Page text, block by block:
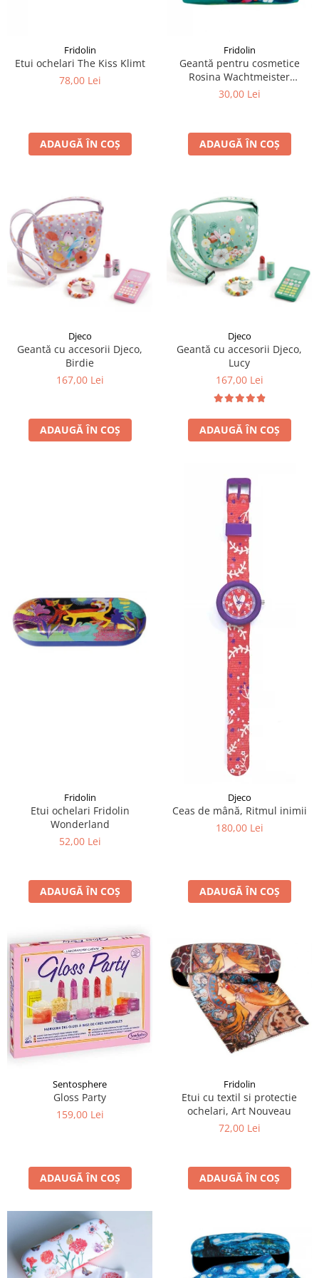
LEGO Architecture
LEGO Ideas
Fridolin
Etui ochelari The Kiss Klimt
78,00 Lei
ADAUGĂ ÎN COȘ
Fridolin
Geantă pentru cosmetice
Rosina Wachtmeister
Momenti di felicita
30,00 Lei
ADAUGĂ ÎN COȘ
Djeco
Geantă cu accesorii Djeco,
Birdie
167,00 Lei
ADAUGĂ ÎN COȘ
Djeco
Geantă cu accesorii Djeco,
Lucy
167,00 Lei
ADAUGĂ ÎN COȘ
Fridolin
Etui ochelari Fridolin
Wonderland
52,00 Lei
ADAUGĂ ÎN COȘ
Djeco
Ceas de mână, Ritmul inimii
180,00 Lei
ADAUGĂ ÎN COȘ
Sentosphere
Gloss Party
159,00 Lei
ADAUGĂ ÎN COȘ
Fridolin
Etui cu textil si protectie
ochelari, Art Nouveau
72,00 Lei
ADAUGĂ ÎN COȘ